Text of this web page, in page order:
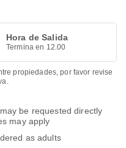
Hora de Salida
Termina en 12.00
propiedades, por favor revise
be requested directly
may apply
as adults